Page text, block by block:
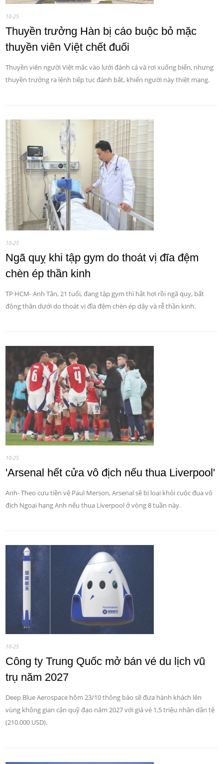
10-25
Thuyền trưởng Hàn bị cáo buộc bỏ mặc
thuyền viên Việt chết đuối
Thuyền viên người Việt mắc vào lưới đánh cá và rơi xuống biển, nhưng
thuyền trưởng ra lệnh tiếp tục đánh bắt, khiến người này thiệt mạng.
10-25
Ngã quỵ khi tập gym do thoát vị đĩa đệm
chèn ép thần kinh
TP HCM- Anh Tân, 21 tuổi, đang tập gym thì hắt hơi rồi ngã quỵ, bất
động thân dưới do thoát vị đĩa đệm chèn ép dây và rễ thần kinh.
10-25
'Arsenal hết cửa vô địch nếu thua Liverpool'
Anh- Theo cựu tiền vệ Paul Merson, Arsenal sẽ bị loại khỏi cuộc đua vô
địch Ngoại hạng Anh nếu thua Liverpool ở vòng 8 tuần này.
10-25
Công ty Trung Quốc mở bán vé du lịch vũ
trụ năm 2027
Deep Blue Aerospace hôm 23/10 thông báo sẽ đưa hành khách lên
vùng không gian cận quỹ đạo năm 2027 với giá vé 1,5 triệu nhân dân tệ
(210.000 USD).